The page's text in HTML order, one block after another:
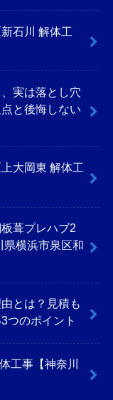
石川 解体工
実は落とし穴
と後悔しない
大岡東 解体工
葺プレハブ2
県横浜市泉区和
とは？見積も
つのポイント
工事【神奈川